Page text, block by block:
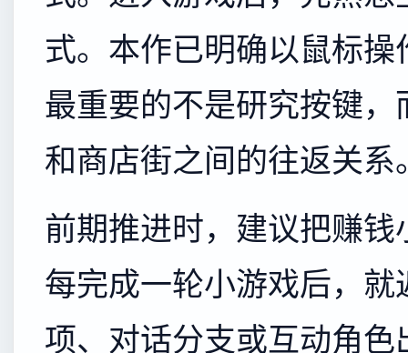
式。本作已明确以鼠标
最重要的不是研究按键
和商店街之间的往返关系
前期推进时，建议把赚
每完成一轮小游戏后，
项、对话分支或互动角